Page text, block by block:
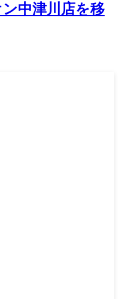
中津川店を移